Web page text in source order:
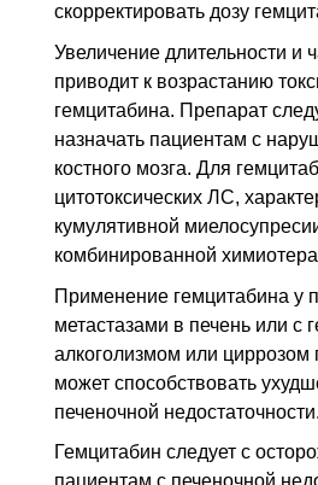
скорректировать дозу
Увеличение длительности и
приводит к возрастанию
гемцитабина. Препарат
назначать пациентам с
костного мозга. Для
цитотоксических ЛС,
кумулятивной
комбинированной
Применение гемцитабина у
метастазами в печень или с
алкоголизмом или циррозом
может способствовать
печеночной недостаточности.
Гемцитабин следует с